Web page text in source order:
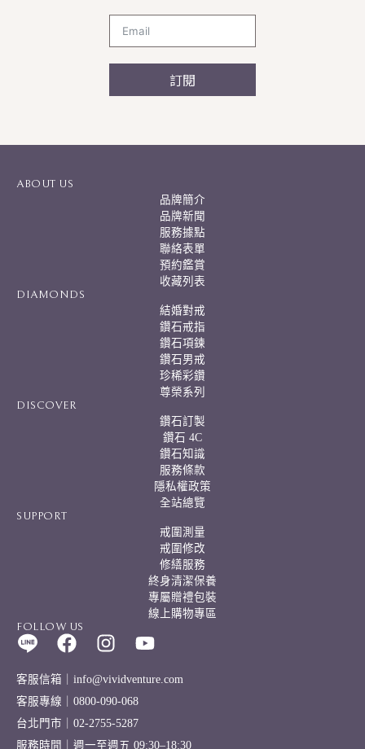
訂閱
t
ABOUT US
品牌簡介
品牌新聞
服務據點
聯絡表單
預約鑑賞
收藏列表
DIAMONDS
結婚對戒
鑽石戒指
鑽石項鍊
鑽石男戒
珍稀彩鑽
尊榮系列
DISCOVER
鑽石訂製
鑽石 4C
鑽石知識
服務條款
隱私權政策
全站總覽
SUPPORT
戒圍測量
戒圍修改
修繕服務
終身清潔保養
專屬贈禮包裝
線上購物專區
FOLLOW US
客服信箱｜info@vividventure.com
客服專線｜0800-090-068
台北門市｜02-2755-5287
服務時間｜週一至週五 09:30–18:30